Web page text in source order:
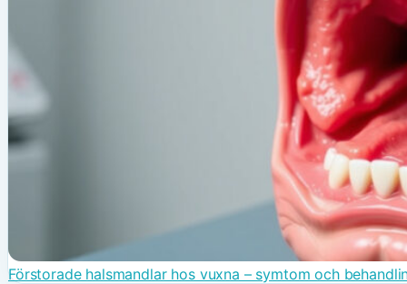
Förstorade halsmandlar hos vuxna – symtom och